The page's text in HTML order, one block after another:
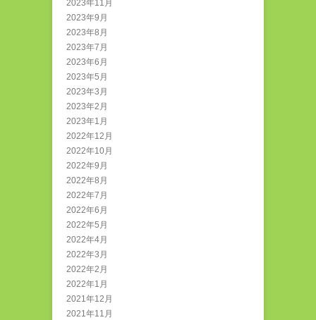
2023年11月
2023年9月
2023年8月
2023年7月
2023年6月
2023年5月
2023年3月
2023年2月
2023年1月
2022年12月
2022年10月
2022年9月
2022年8月
2022年7月
2022年6月
2022年5月
2022年4月
2022年3月
2022年2月
2022年1月
2021年12月
2021年11月